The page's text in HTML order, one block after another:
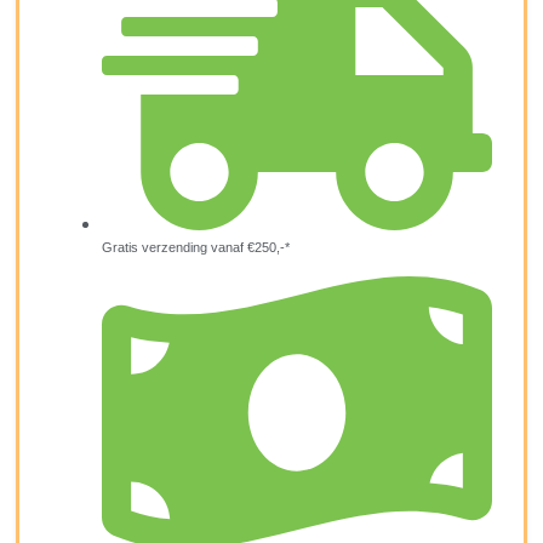
Gratis verzending vanaf €250,-*